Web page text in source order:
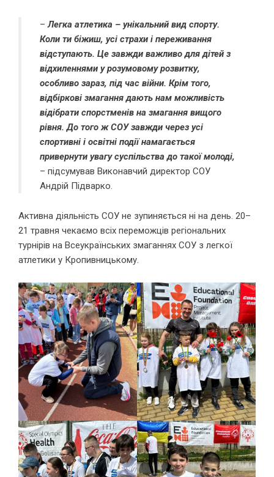
– Легка атлетика – унікальний вид спорту.
Коли ти біжиш, усі страхи і переживання
відступають. Це завжди важливо для дітей з
відхиленнями у розумовому розвитку,
особливо зараз, під час війни. Крім того,
відбіркові змагання дають нам можливість
відібрати спорстменів на змагання вищого
рівня. До того ж СОУ завжди через усі
спортивні і освітні події намагається
привернути увагу суспільства до такої молоді,
– підсумував Виконавчий директор СОУ
Андрій Підварко.
Активна діяльність СОУ не зупиняється ні на день. 20–
21 травня чекаємо всіх переможців регіональних
турнірів на Всеукраїнських змаганнях СОУ з легкої
атлетики у Кропивницькому.